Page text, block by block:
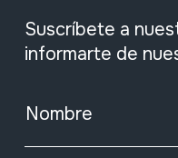
Suscríbete a
informarte de
Nombre